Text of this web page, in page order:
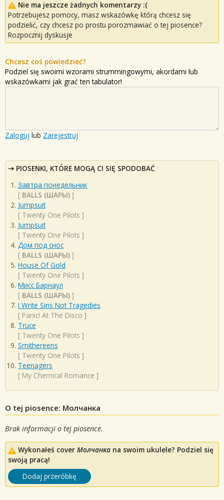
Nie ma jeszcze żadnych komentarzy :(
Potrzebujesz pomocy, masz wskazówkę którą chcesz się
podzielić, czy chcesz po prostu porozmawiać o tej piosence?
Rozpocznij dyskusje
Chcesz coś powiedzieć?
Podziel się swoimi wzorami strummingowymi, akordami lub
wskazówkami jak grać ten tabulator!
Zaloguj lub Zarejestruj
PIOSENKI, KTÓRE MOGĄ CI SIĘ SPODOBAĆ
Завтра понедельник
[ BALLS (ШАРЫ) ]
Jumpsuit
[ Twenty One Pilots ]
Jumpsuit
[ Twenty One Pilots ]
Дом под снос
[ BALLS (ШАРЫ) ]
House Of Gold
[ Twenty One Pilots ]
Мисс Барнаул
[ BALLS (ШАРЫ) ]
I Write Sins Not Tragedies
[ Panic! At The Disco ]
Truce
[ Twenty One Pilots ]
Smithereens
[ Twenty One Pilots ]
Teenagers
[ My Chemical Romance ]
O tej piosence: Молчанка
Brak informacji o tej piosence.
Wykonałeś cover Молчанка na swoim ukulele? Podziel się
swoją pracą!
Dodaj przeróbkę